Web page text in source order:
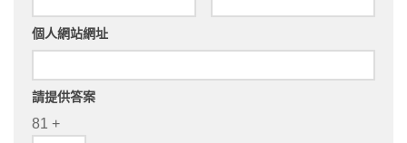
個人網站網址
請提供答案
81 +